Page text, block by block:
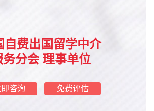
自费出国留学中介
务分会 理事单位
咨询 免费评估